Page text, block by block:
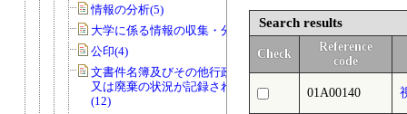
情報の分析(5)
大学に係る情報の収集・分析(0)
公印(4)
文書件名簿及びその他行政文書の取得
又は廃棄の状況が記録されているもの
(12)
Search results
Check
Reference
code
01A00140